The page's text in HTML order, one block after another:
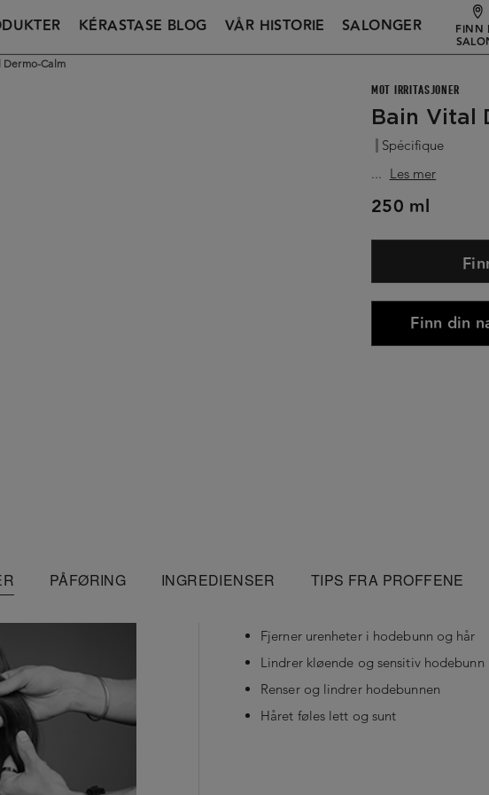
KÉRASTASE BLOG VÅR HISTORIE SALONGER FINN
Dermo-Calm
MOT IRRITASJONER
Bain Vital
Spécifique
... Les mer
250 ml
Finn din
PÅFØRING INGREDIENSER TIPS FRA PROFFENE
Fjerner urenheter i hodebunn og hår
Lindrer kløende og sensitiv hodebunn
Renser og lindrer hodebunnen
Håret føles lett og sunt